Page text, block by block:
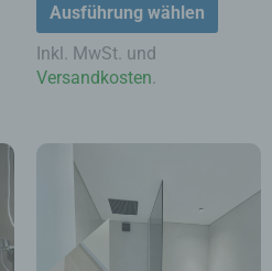
Ausführung wählen
Inkl. MwSt. und
Versandkosten
weist